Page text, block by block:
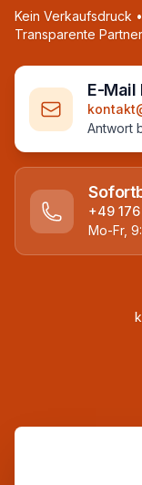
Kein Verkaufsdruck
Transparente
E-Mail
Antwort
+49 176
Mo-Fr,